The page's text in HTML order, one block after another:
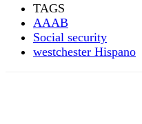
TAGS
AAAB
Social security
westchester Hispano